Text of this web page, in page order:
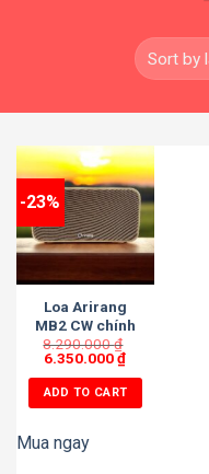
-23%
Loa Arirang
MB2 CW chính
hãng.
8.290.000₫
6.350.000₫
ADD TO CART
Mua ngay